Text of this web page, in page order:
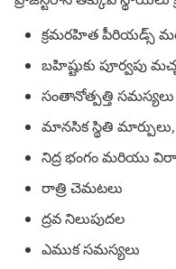
క్రమరహిత పీరియడ్స్
బహిష్టుకు పూర్వపు
సంతానోత్పత్తి సమస్యలు
మానసిక స్థితి
నిద్ర భంగం మరియు
రాత్రి చెమటలు
ద్రవ నిలుపుదల
ఎముక సమస్యలు